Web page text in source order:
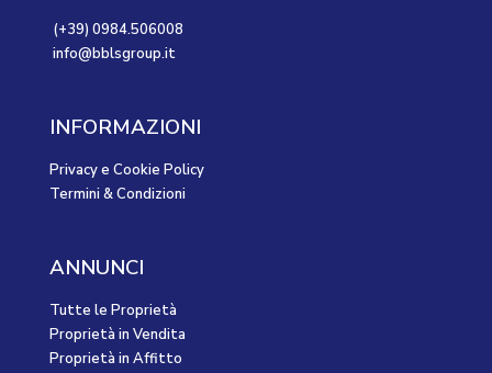
(+39) 0984.506008
info@bblsgroup.it
INFORMAZIONI
Privacy e Cookie Policy
Termini & Condizioni
ANNUNCI
Tutte le Proprietà
Proprietà in Vendita
Proprietà in Affitto